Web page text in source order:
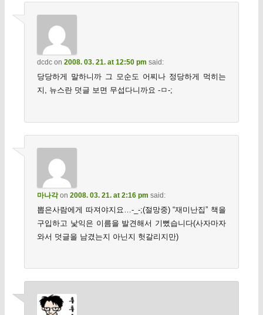
dcdcon 2008. 03. 21. at 12:50 pm said:
당당하게 말하니까 그 모순도 어찌나 정당하게 먹히는
지, 뉴스란 덧글 보면 무섭다니까요 -ㅁ-;
마나각on 2008. 03. 21. at 2:16 pm said:
뽑은사람에게 따져야지요…-_-;(절망중) “재미난집” 책을
구입하고 낯익은 이름을 발견해서 기뻤습니다(사자마자
와서 덧글을 남겼는지 아닌지 헛갈리지만)